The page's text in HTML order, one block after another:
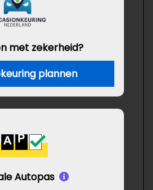
met zekerheid?
plannen
Autopas